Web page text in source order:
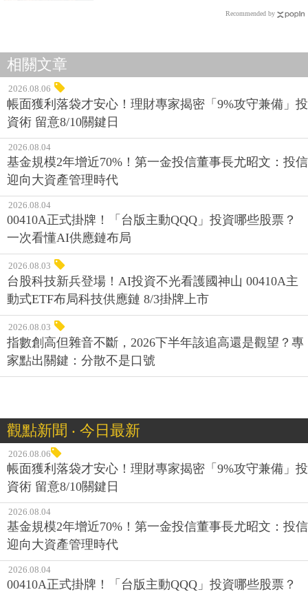
Recommended by
相關文章
2026.08.06
帳面獲利落袋才安心！理財專家揭密「9%攻守兼備」投
資術 留意8/10關鍵日
2026.08.04
基金規模2年增近70%！第一金投信董事長尤昭文：投信
迎向大資產管理時代
2026.08.04
00410A正式掛牌！「台版主動QQQ」投資哪些股票？
一次看懂AI供應鏈布局
2026.08.03
台股科技新兵登場！AI投資不光看護國神山 00410A主
動式ETF布局科技供應鏈 8/3掛牌上市
2026.08.03
指數創高但雜音不斷，2026下半年該追高還是觀望？專
家點出關鍵：分散不是口號
觀點新聞 ‧ 今日最新
2026.08.06
帳面獲利落袋才安心！理財專家揭密「9%攻守兼備」投
資術 留意8/10關鍵日
2026.08.04
基金規模2年增近70%！第一金投信董事長尤昭文：投信
迎向大資產管理時代
2026.08.04
00410A正式掛牌！「台版主動QQQ」投資哪些股票？